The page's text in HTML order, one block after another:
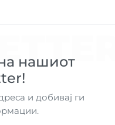
нашиот
и добивај ги